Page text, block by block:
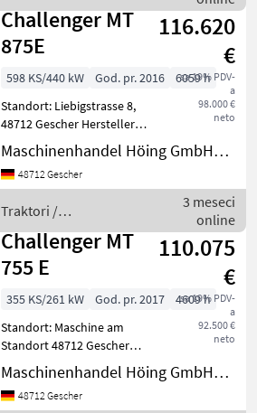
Motorle
Challenger
Challenger MT
875E
116.620
€
sa 19% PDV-
a
98.000 €
neto
598 KS/440 kW God. pr. 2016
6059 h
Standort: Liebigstrasse 8,
48712 Gescher Hersteller
Challenger Typ MT 875E
Baujahr/Erstzulassung
07.06.2016 Betriebsstunden
440
Maschinenhandel Höing GmbH&Co.KG
48712 Gescher
Traktori /
Challenger
3 meseci
online
Challenger MT
755 E
110.075
€
sa 19% PDV-
a
92.500 €
neto
355 KS/261 kW God. pr. 2017
4609 h
Standort: Maschine am
Standort 48712 Gescher
Hersteller Challenger Typ
MT 755 E Betriebsstunden
4609 Baujahr/Erstzulassung
Maschinenhandel Höing GmbH&Co.KG
48712 Gescher